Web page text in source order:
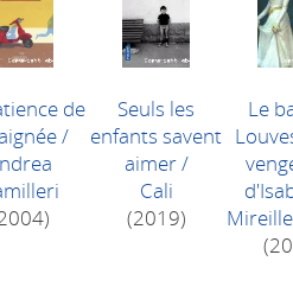
de
/
Seuls les
enfants savent
aimer/
Cali
(2019)
Le